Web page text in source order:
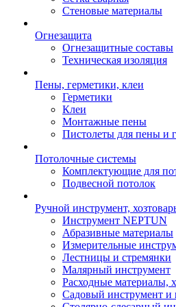
Стеновые материалы
Огнезащита
Огнезащитные составы
Техническая изоляция
Пены, герметики, клеи
Герметики
Клеи
Монтажные пены
Пистолеты для пены и
Потолочные системы
Комплектующие для
Подвесной потолок
Ручной инструмент,
Инструмент NEPTUN
Абразивные материалы
Измерительные
Лестницы и стремянки
Малярный инструмент
Расходные материалы,
Садовый инструмент и